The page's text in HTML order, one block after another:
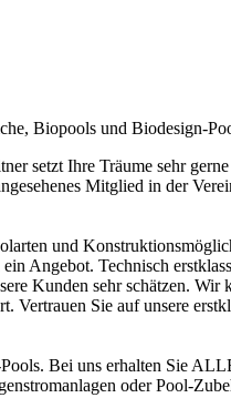
Biopools und Biodesign-
setzt Ihre Träume sehr
Mitglied in der
und
Angebot. Technisch
Kunden sehr schätzen. Wir
Vertrauen Sie auf unsere
Bei uns erhalten Sie
oder Pool-